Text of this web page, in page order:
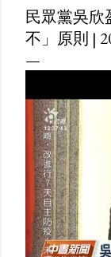
民眾黨吳欣
不」原則 |